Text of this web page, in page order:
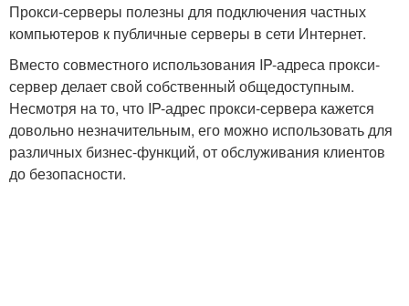
Прокси-серверы полезны для подключения частных
компьютеров к публичные серверы в сети Интернет.
Вместо совместного использования IP-адреса прокси-
сервер делает свой собственный общедоступным.
Несмотря на то, что IP-адрес прокси-сервера кажется
довольно незначительным, его можно использовать для
различных бизнес-функций, от обслуживания клиентов
до безопасности.